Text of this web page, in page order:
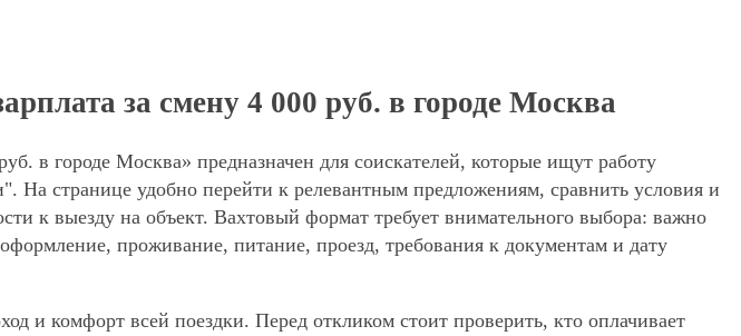
за смену 4 000 руб. в городе Москва
в городе Москва» предназначен для соискателей, которые ищут работу
странице удобно перейти к релевантным предложениям, сравнить условия и
к выезду на объект. Вахтовый формат требует внимательного выбора: важно
проживание, питание, проезд, требования к документам и дату
и комфорт всей поездки. Перед откликом стоит проверить, кто оплачивает